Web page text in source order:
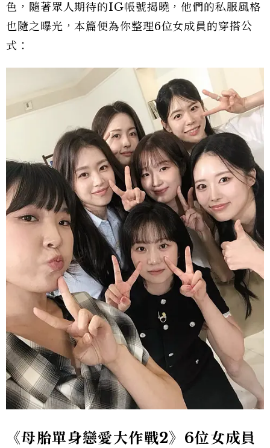
色，隨著眾人期待的IG帳號揭曉，他們的私服風格
也隨之曝光，本篇便為你整理6位女成員的穿搭公
式：
《母胎單身戀愛大作戰2》6位女成員